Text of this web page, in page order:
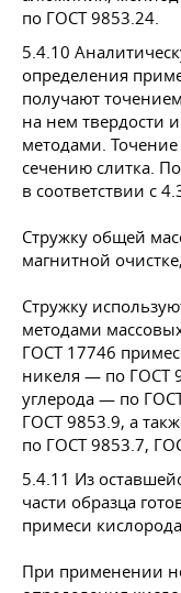
по ГОСТ 9853.24.
5.4.10
определения
получают
на нем твердости
методами.
сечению слитка.
в соответствии с
Стружку общей
магнитной
Стружку
методами
ГОСТ 17746
никеля — по ГОСТ
углерода — по
ГОСТ 9853.9, а
по ГОСТ 9853.7,
5.4.11 Из
части образца
примеси
При применении